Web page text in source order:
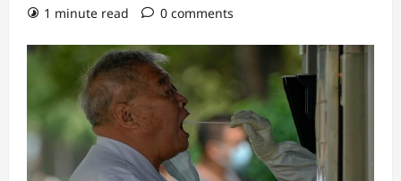
1 minute read
0 comments